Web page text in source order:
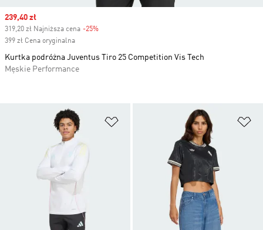
Dodaj do listy życzeń
Sale price
239,40 zł
319,20 zł Najniższa cena -25%
399 zł Cena oryginalna
Kurtka podróżna Juventus Tiro 25 Competition Vis Tech
Męskie Performance